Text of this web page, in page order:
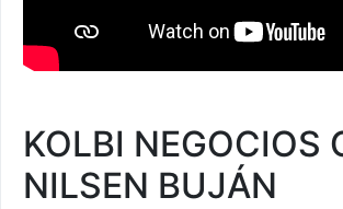
KOLBI NEGOCIOS
NILSEN BUJÁN